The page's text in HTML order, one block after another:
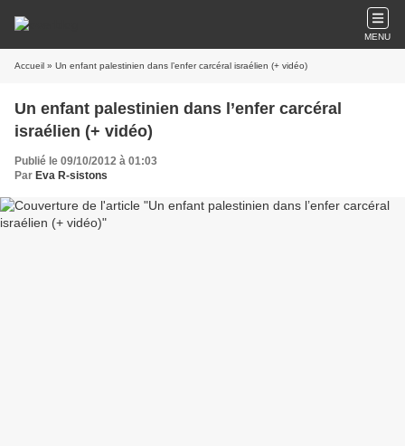
MENU
Accueil » Un enfant palestinien dans l’enfer carcéral israélien (+ vidéo)
Un enfant palestinien dans l’enfer carcéral
israélien (+ vidéo)
Publié le 09/10/2012 à 01:03
Par Eva R-sistons